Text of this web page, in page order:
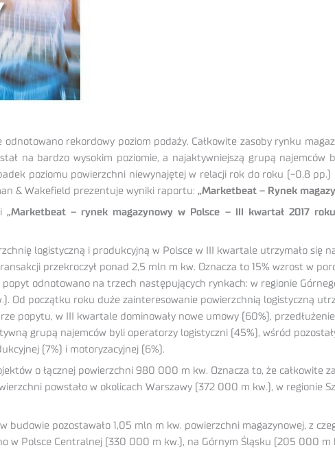
rekordowy poziom podaży. Całkowite zasoby rynku
na bardzo wysokim poziomie, a najaktywniejszą grupą
poziomu powierzchni niewynajętej w relacji rok do roku (-0,8
& Wakefield prezentuje wyniki raportu: „Marketbeat – Rynek
„Marketbeat – rynek magazynowy w Polsce – III kwartał 2017
logistyczną i produkcyjną w Polsce w III kwartale utrzymało się
przekroczył ponad 2,5 mln m kw. Oznacza to 15% wzrost w
odnotowano na trzech następujących rynkach: w regionie
Od początku roku duże zainteresowanie powierzchnią logistyczną
popytu, w III kwartale dominowały nowe umowy (60%),
grupą najemców byli operatorzy logistyczni (45%), wśród
(7%) i motoryzacyjnej (6%).
o łącznej powierzchni 980 000 m kw. Oznacza to, że całkowite
powstało w okolicach Warszawy (372 000 m kw.), w regionie
budowie pozostawało 1,05 mln m kw. powierzchni magazynowej, z
w Polsce Centralnej (330 000 m kw.), na Górnym Śląsku (205 000 m